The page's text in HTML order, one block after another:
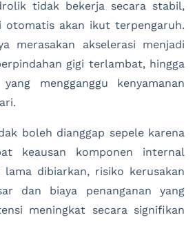
tidak bekerja secara stabil,
otomatis akan ikut terpengaruh.
merasakan akselerasi menjadi
gigi terlambat, hingga
mengganggu kenyamanan
boleh dianggap sepele karena
keausan komponen internal
lama dibiarkan, risiko kerusakan
dan biaya penanganan yang
meningkat secara signifikan